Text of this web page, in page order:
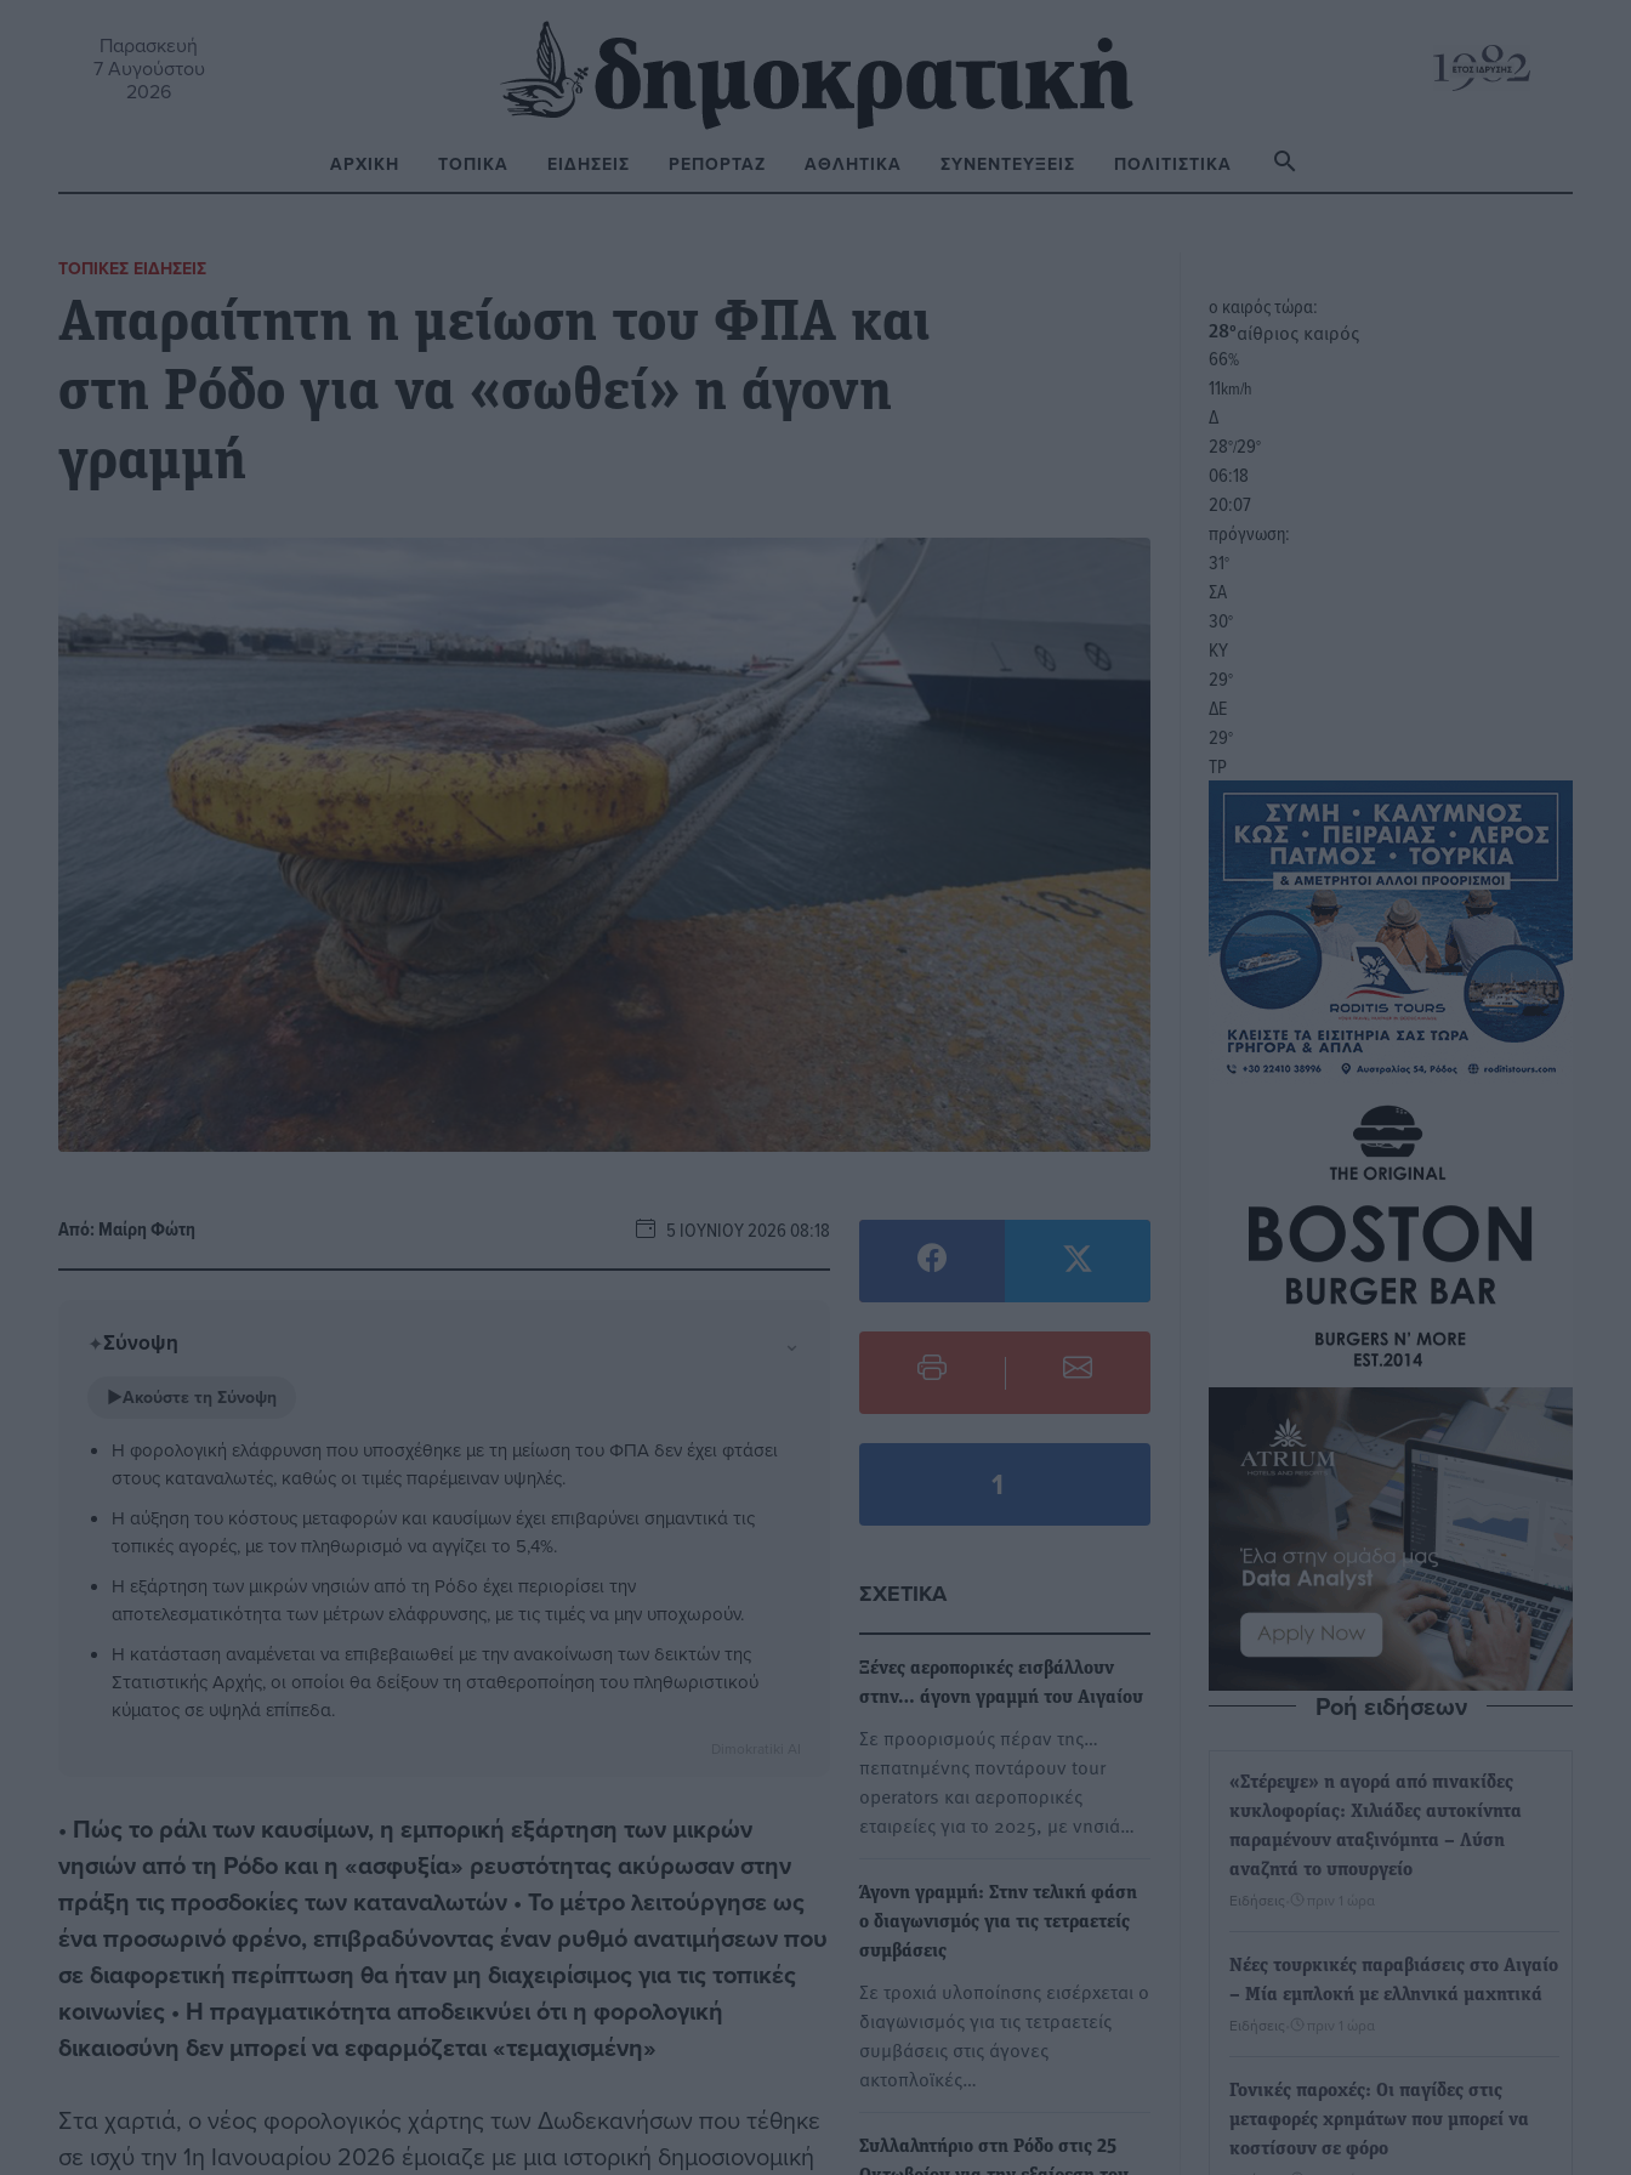
Παρασκευή
7 Αυγούστου
2026
ΑΡΧΙΚΉ ΤΟΠΙΚΆ ΕΙΔΉΣΕΙΣ ΡΕΠΟΡΤΆΖ ΑΘΛΗΤΙΚΆ ΣΥΝΕΝΤΕΎΞΕΙΣ ΠΟΛΙΤΙΣΤΙΚΆ
ΤΟΠΙΚΈΣ ΕΙΔΉΣΕΙΣ
Απαραίτητη η μείωση του ΦΠΑ και
στη Ρόδο για να «σωθεί» η άγονη
γραμμή
Από: Μαίρη Φώτη 5 ΙΟΥΝΊΟΥ 2026 08:18
✦Σύνοψη ⌄
▶Ακούστε τη Σύνοψη
Η φορολογική ελάφρυνση που υποσχέθηκε με τη μείωση του ΦΠΑ δεν έχει φτάσει
στους καταναλωτές, καθώς οι τιμές παρέμειναν υψηλές.
Η αύξηση του κόστους μεταφορών και καυσίμων έχει επιβαρύνει σημαντικά τις
τοπικές αγορές, με τον πληθωρισμό να αγγίζει το 5,4%.
Η εξάρτηση των μικρών νησιών από τη Ρόδο έχει περιορίσει την
αποτελεσματικότητα των μέτρων ελάφρυνσης, με τις τιμές να μην υποχωρούν.
Η κατάσταση αναμένεται να επιβεβαιωθεί με την ανακοίνωση των δεικτών της
Στατιστικής Αρχής, οι οποίοι θα δείξουν τη σταθεροποίηση του πληθωριστικού
κύματος σε υψηλά επίπεδα.
• Πώς το ράλι των καυσίμων, η εμπορική εξάρτηση των μικρών
νησιών από τη Ρόδο και η «ασφυξία» ρευστότητας ακύρωσαν στην
πράξη τις προσδοκίες των καταναλωτών • Το μέτρο λειτούργησε ως
ένα προσωρινό φρένο, επιβραδύνοντας έναν ρυθμό ανατιμήσεων που
σε διαφορετική περίπτωση θα ήταν μη διαχειρίσιμος για τις τοπικές
κοινωνίες • Η πραγματικότητα αποδεικνύει ότι η φορολογική
δικαιοσύνη δεν μπορεί να εφαρμόζεται «τεμαχισμένη»
Στα χαρτιά, ο νέος φορολογικός χάρτης των Δωδεκανήσων που τέθηκε
σε ισχύ την 1η Ιανουαρίου 2026 έμοιαζε με μια ιστορική δημοσιονομική
1
ΣΧΕΤΙΚΆ
Ξένες αεροπορικές εισβάλλουν
στην… άγονη γραμμή του Αιγαίου
Σε προορισμούς πέραν της…
πεπατημένης ποντάρουν tour
operators και αεροπορικές
εταιρείες για το 2025, με νησιά…
Άγονη γραμμή: Στην τελική φάση
ο διαγωνισμός για τις τετραετείς
συμβάσεις
Σε τροχιά υλοποίησης εισέρχεται ο
διαγωνισμός για τις τετραετείς
συμβάσεις στις άγονες
ακτοπλοϊκές…
Συλλαλητήριο στη Ρόδο στις 25
o καιρός τώρα:
28°αίθριος καιρός
66%
11km/h
Δ
28°/29°
06:18
20:07
πρόγνωση:
31°
ΣΑ
30°
ΚΥ
29°
ΔΕ
29°
ΤΡ
Ροή ειδήσεων
«Στέρεψε» η αγορά από πινακίδες
κυκλοφορίας: Χιλιάδες αυτοκίνητα
παραμένουν αταξινόμητα – Λύση
αναζητά το υπουργείο
Ειδήσεις πριν 1 ώρα
Νέες τουρκικές παραβιάσεις στο Αιγαίο
– Μία εμπλοκή με ελληνικά μαχητικά
Ειδήσεις πριν 1 ώρα
Γονικές παροχές: Οι παγίδες στις
μεταφορές χρημάτων που μπορεί να
κοστίσουν σε φόρο